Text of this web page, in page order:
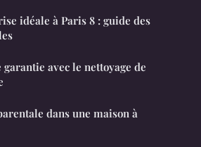
idéale à Paris 8 : guide des
avec le nettoyage de
dans une maison à